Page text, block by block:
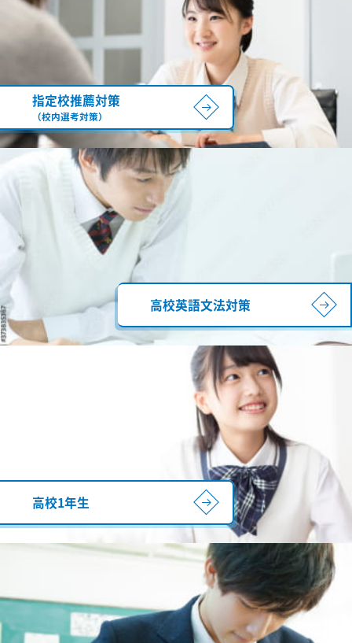
指定校推薦対策
（校内選考対策）
高校英語文法対策
高校1年生